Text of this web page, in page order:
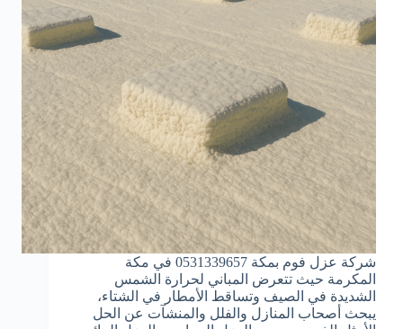
شركة عزل فوم بمكة 0531339657 في مكة
المكرمة حيث تتعرض المباني لحرارة الشمس
الشديدة في الصيف وتساقط الأمطار في الشتاء،
يبحث أصحاب المنازل والفلل والمنشآت عن الحل